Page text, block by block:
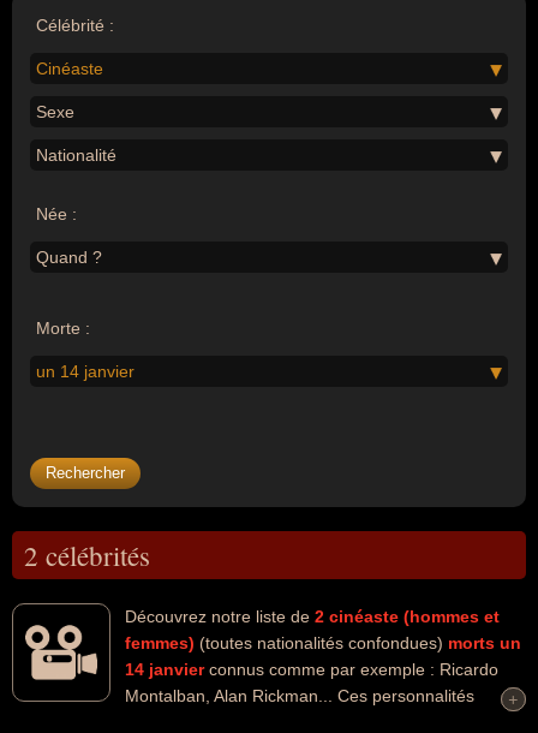
Célébrité :
Cinéaste
Sexe
Nationalité
Née :
Quand ?
Morte :
un 14 janvier
2 célébrités
Découvrez notre liste de 2 cinéaste (hommes et
femmes) (toutes nationalités confondues) morts un
14 janvierconnus comme par exemple : Ricardo
Montalban, Alan Rickman... Ces personnalités
+
+